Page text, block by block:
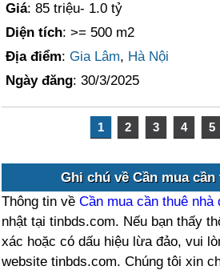
Giá: 85 triệu- 1.0 tỷ
Diện tích: >= 500 m2
Địa điểm:Gia Lâm, Hà Nội
Ngày đăng: 30/3/2025
1 2 3 4 5
Ghi chú về Cần mua
Thông tin vềCần mua cần thuê nhà
nhật tại tinbds.com. Nếu bạn thấy
xác hoặc có dấu hiệu lừa đảo, vui
website tinbds.com. Chúng tôi xin